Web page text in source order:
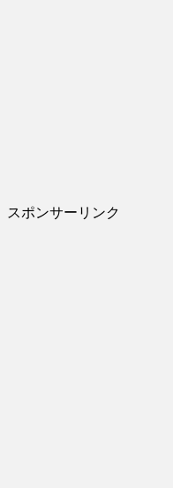
スポンサーリンク